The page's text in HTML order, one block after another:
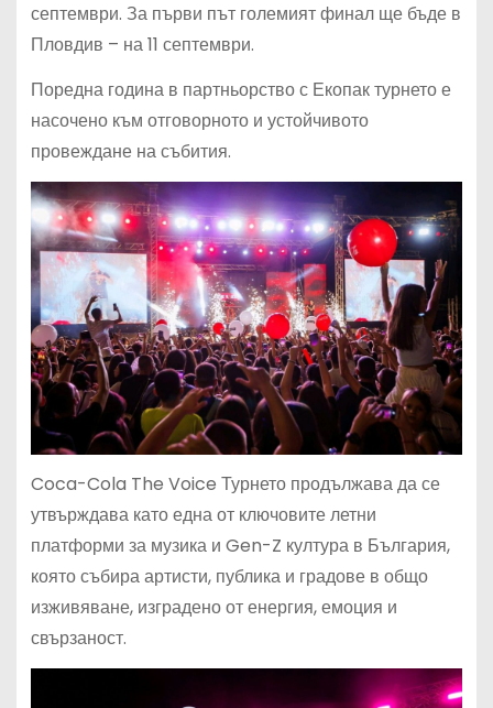
септември. За първи път големият финал ще бъде в
Пловдив – на 11 септември.
Поредна година в партньорство с Екопак турнето е
насочено към отговорното и устойчивото
провеждане на събития.
Coca-Cola The Voice Турнето продължава да се
утвърждава като една от ключовите летни
платформи за музика и Gen-Z култура в България,
която събира артисти, публика и градове в общо
изживяване, изградено от енергия, емоция и
свързаност.